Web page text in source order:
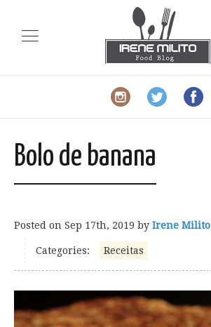
Bolo de banana
Posted on Sep 17th, 2019 by Irene Milito
Categories: Receitas